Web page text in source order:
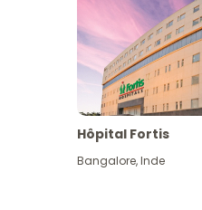
Hôpital Fortis
Bangalore,Inde